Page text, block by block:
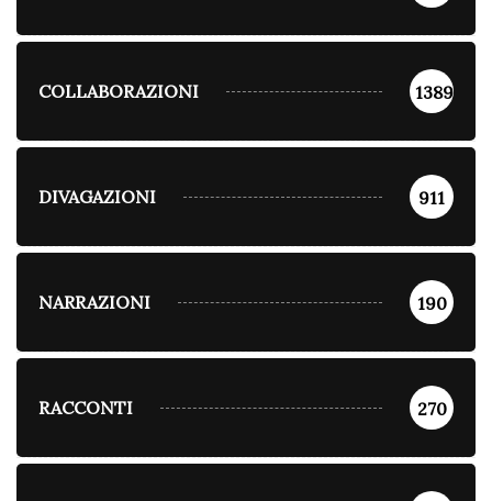
COLLABORAZIONI 1389
DIVAGAZIONI 911
NARRAZIONI 190
RACCONTI 270